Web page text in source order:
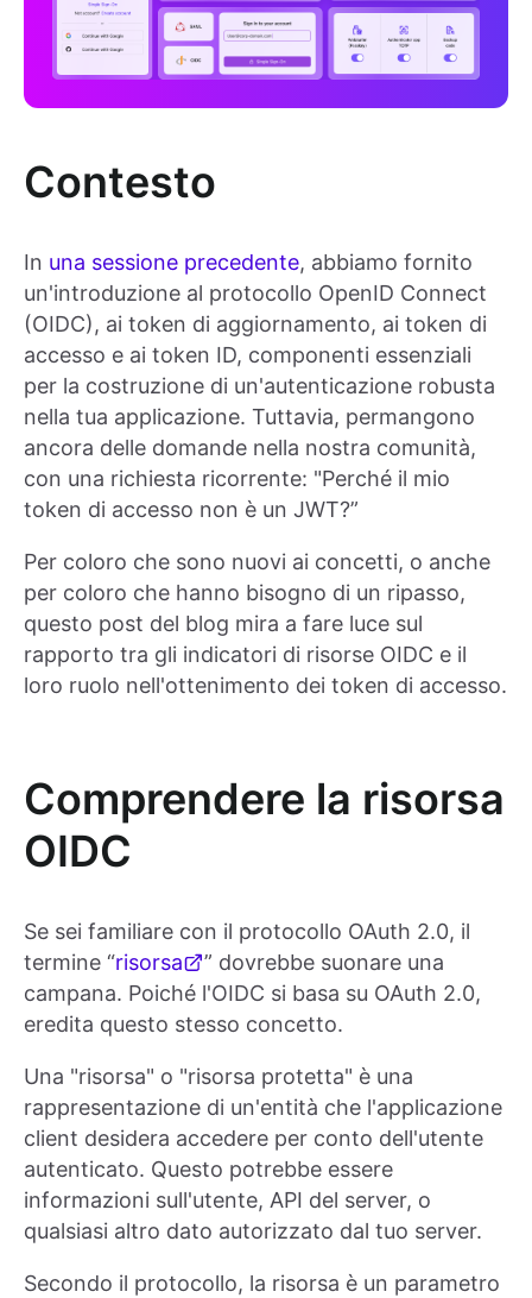
Contesto
In una sessione precedente, abbiamo fornito
un'introduzione al protocollo OpenID Connect
(OIDC), ai token di aggiornamento, ai token di
accesso e ai token ID, componenti essenziali
per la costruzione di un'autenticazione robusta
nella tua applicazione. Tuttavia, permangono
ancora delle domande nella nostra comunità,
con una richiesta ricorrente: "Perché il mio
token di accesso non è un JWT?”
Per coloro che sono nuovi ai concetti, o anche
per coloro che hanno bisogno di un ripasso,
questo post del blog mira a fare luce sul
rapporto tra gli indicatori di risorse OIDC e il
loro ruolo nell'ottenimento dei token di accesso.
Comprendere la risorsa
OIDC
Se sei familiare con il protocollo OAuth 2.0, il
termine “risorsa
” dovrebbe suonare una
campana. Poiché l'OIDC si basa su OAuth 2.0,
eredita questo stesso concetto.
Una "risorsa" o "risorsa protetta" è una
rappresentazione di un'entità che l'applicazione
client desidera accedere per conto dell'utente
autenticato. Questo potrebbe essere
informazioni sull'utente, API del server, o
qualsiasi altro dato autorizzato dal tuo server.
Secondo il protocollo, la risorsa è un parametro